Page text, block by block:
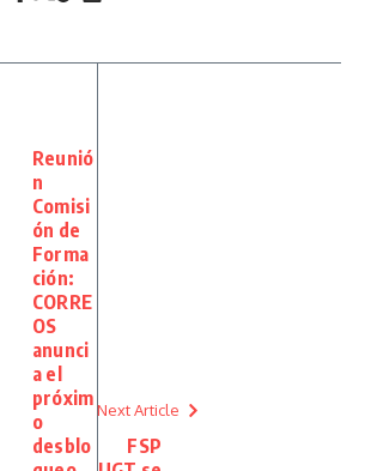
Reunió
n
Comisi
ón de
Forma
ción:
CORRE
OS
anunci
a el
próxim
o
desblo
Next Article
FSP